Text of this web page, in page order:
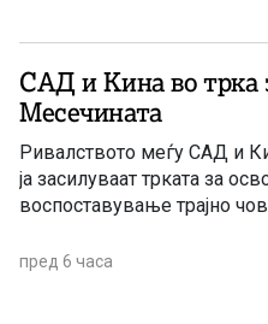
САД и Кина во трка
Месечината
Ривалството меѓу САД и
ја засилуваат трката за
воспоставување трајно
пред 6 часа